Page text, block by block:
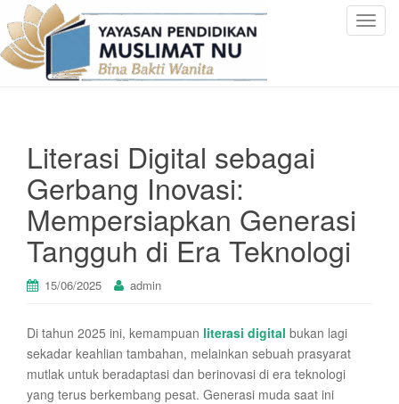
T
Literasi Digital sebagai
Gerbang Inovasi:
Mempersiapkan Generasi
Tangguh di Era Teknologi
15/06/2025 admin
Di tahun 2025 ini, kemampuan literasi digital bukan lagi
sekadar keahlian tambahan, melainkan sebuah prasyarat
mutlak untuk beradaptasi dan berinovasi di era teknologi
yang terus berkembang pesat. Generasi muda saat ini